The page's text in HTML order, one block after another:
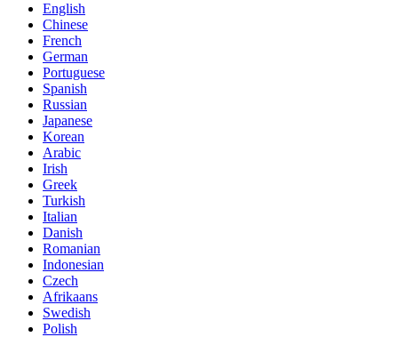
English
Chinese
French
German
Portuguese
Spanish
Russian
Japanese
Korean
Arabic
Irish
Greek
Turkish
Italian
Danish
Romanian
Indonesian
Czech
Afrikaans
Swedish
Polish